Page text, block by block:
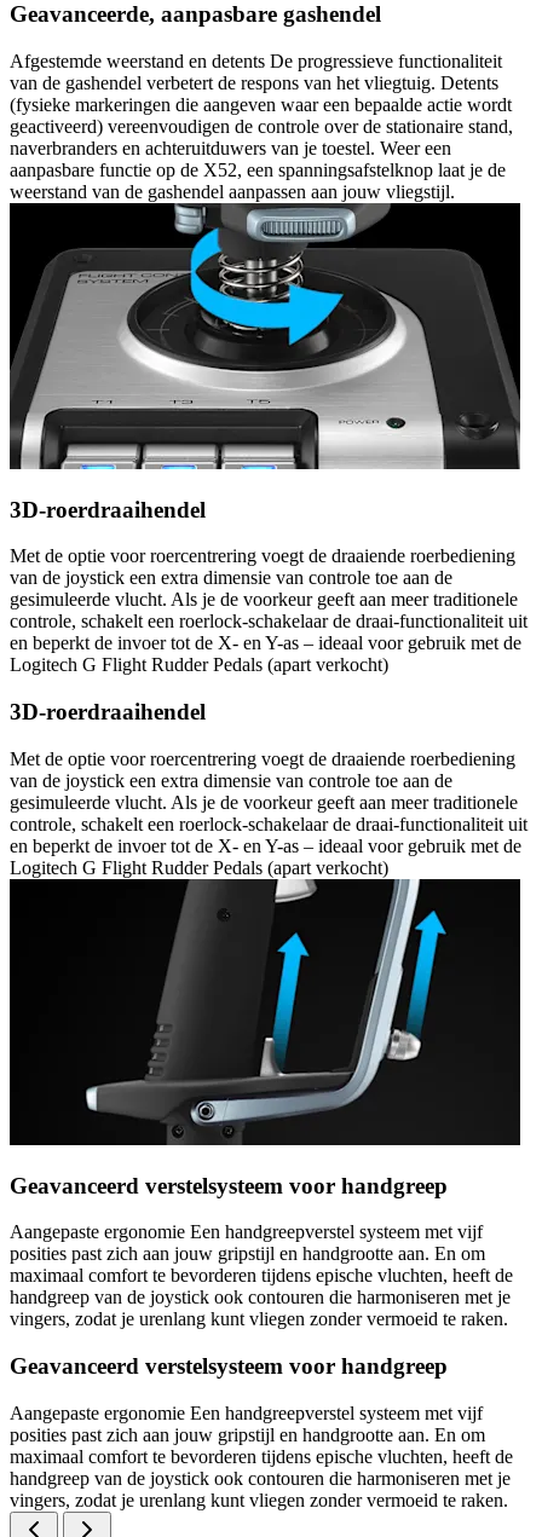
Geavanceerde, aanpasbare gashendel
Afgestemde weerstand en detents De progressieve functionaliteit
van de gashendel verbetert de respons van het vliegtuig. Detents
(fysieke markeringen die aangeven waar een bepaalde actie wordt
geactiveerd) vereenvoudigen de controle over de stationaire stand,
naverbranders en achteruitduwers van je toestel. Weer een
aanpasbare functie op de X52, een spanningsafstelknop laat je de
weerstand van de gashendel aanpassen aan jouw vliegstijl.
3D-roerdraaihendel
Met de optie voor roercentrering voegt de draaiende roerbediening
van de joystick een extra dimensie van controle toe aan de
gesimuleerde vlucht. Als je de voorkeur geeft aan meer traditionele
controle, schakelt een roerlock-schakelaar de draai-functionaliteit uit
en beperkt de invoer tot de X- en Y-as – ideaal voor gebruik met de
Logitech G Flight Rudder Pedals (apart verkocht)
3D-roerdraaihendel
Met de optie voor roercentrering voegt de draaiende roerbediening
van de joystick een extra dimensie van controle toe aan de
gesimuleerde vlucht. Als je de voorkeur geeft aan meer traditionele
controle, schakelt een roerlock-schakelaar de draai-functionaliteit uit
en beperkt de invoer tot de X- en Y-as – ideaal voor gebruik met de
Logitech G Flight Rudder Pedals (apart verkocht)
Geavanceerd verstelsysteem voor handgreep
Aangepaste ergonomie Een handgreepverstel systeem met vijf
posities past zich aan jouw gripstijl en handgrootte aan. En om
maximaal comfort te bevorderen tijdens epische vluchten, heeft de
handgreep van de joystick ook contouren die harmoniseren met je
vingers, zodat je urenlang kunt vliegen zonder vermoeid te raken.
Geavanceerd verstelsysteem voor handgreep
Aangepaste ergonomie Een handgreepverstel systeem met vijf
posities past zich aan jouw gripstijl en handgrootte aan. En om
maximaal comfort te bevorderen tijdens epische vluchten, heeft de
handgreep van de joystick ook contouren die harmoniseren met je
vingers, zodat je urenlang kunt vliegen zonder vermoeid te raken.